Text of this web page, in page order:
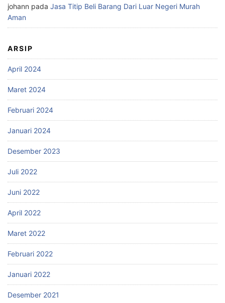
johann pada Jasa Titip Beli Barang Dari Luar Negeri Murah
Aman
ARSIP
April 2024
Maret 2024
Februari 2024
Januari 2024
Desember 2023
Juli 2022
Juni 2022
April 2022
Maret 2022
Februari 2022
Januari 2022
Desember 2021